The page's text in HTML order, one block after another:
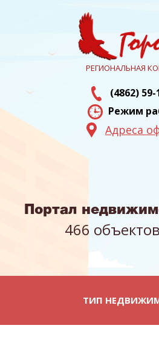
РЕГИОНАЛЬНАЯ
(4862) 59-
Режим
Адреса
Портал
466
ТИП